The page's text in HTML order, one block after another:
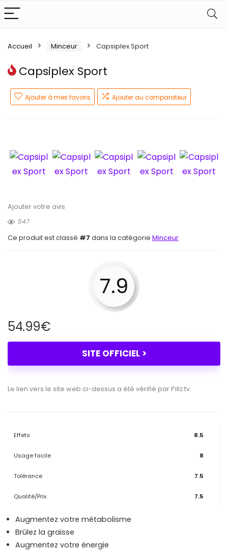
Accueil Minceur Capsiplex Sport
Capsiplex Sport
Ajouter à mes favoris Ajouter au comparateur
Ajouter votre avis
547
Ce produit est classé #7 dans la catégorie Minceur
7.9
54.99€
SITE OFFICIEL >
Le lien vers le site web ci-dessus a été vérifié par Pillz.tv.
Effets 8.5
Usage facile 8
Tolérance 7.5
Qualité/Prix 7.5
Augmentez votre métabolisme
Brûlez la graisse
Augmentez votre énergie